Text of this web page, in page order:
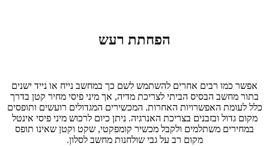
הפחתת רעש
אפשר כמו רבים אחרים להשתמש לשם כך במחשב נייח או נייד ישנים
בתור מחשב הבסיס הביתי לצריכת מדיה, אך מיני פיסי מחיר קטן בדרך
כלל לעומת האפשרויות האחרות. המכשירים המגדולים רועשים ותופסים
מקום גדול ובזבנים בצריכת האנרגיה. ניתן כיום לרכוש מיני פיסי אינטל
במחירים משתלמים ולקבל מכשיר קומפקטי, שקט וקטן שאינו תופס
מקום רב על גבי שולחנות מחשב לסלון.